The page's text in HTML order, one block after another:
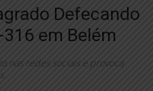
Defecando
em Belém
nas redes sociais e provoca